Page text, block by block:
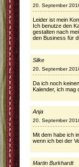
20. September
Leider ist mein
Ich benutze den
gestalten nach
den Business für
Silke
20. September
Da ich noch
Kalender, ich mag
Anja
20. September
Mit dem habe ich
wenn ich bei der
Martin Burkhardt